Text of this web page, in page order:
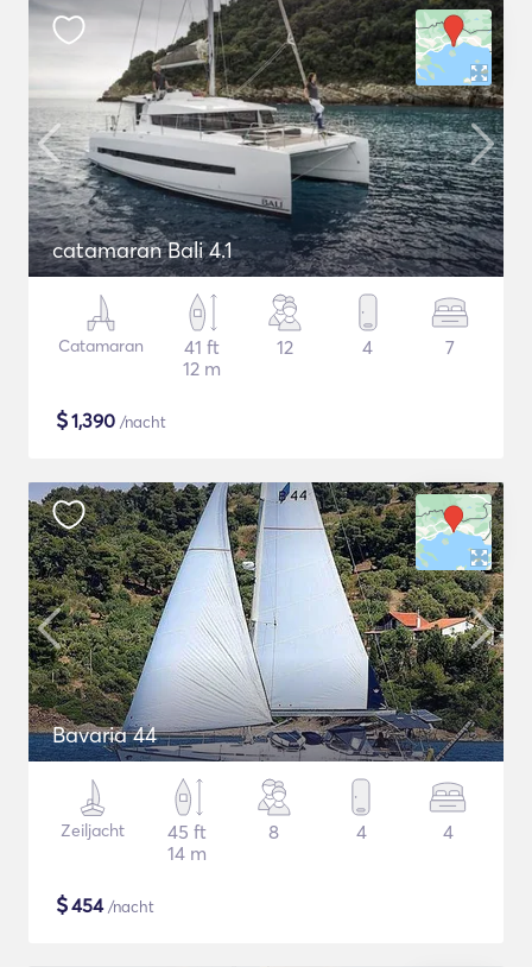
catamaran Bali 4.1
Catamaran
41 ft
12 m
12 4 7
$1,390 /nacht
Bavaria 44
Zeiljacht
45 ft
14 m
8 4 4
$454/nacht